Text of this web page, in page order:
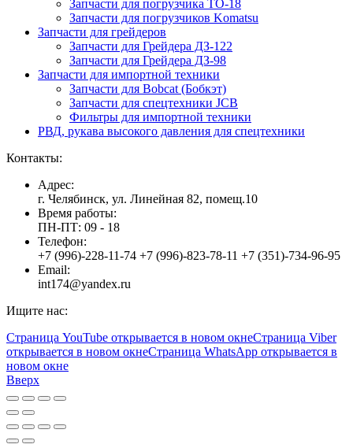
Запчасти для погрузчика ТО-18
Запчасти для погрузчиков Komatsu
Запчасти для грейдеров
Запчасти для Грейдера ДЗ-122
Запчасти для Грейдера ДЗ-98
Запчасти для импортной техники
Запчасти для Bobcat (Бобкэт)
Запчасти для спецтехники JCB
Фильтры для импортной техники
РВД, рукава высокого давления для спецтехники
Контакты:
Адрес:
г. Челябинск, ул. Линейная 82, помещ.10
Время работы:
ПН-ПТ: 09 - 18
Телефон:
+7 (996)-228-11-74 +7 (996)-823-78-11 +7 (351)-734-96-95
Email:
int174@yandex.ru
Ищите нас:
Страница YouTube открывается в новом окнеСтраница Viber
открывается в новом окнеСтраница WhatsApp открывается в
новом окне
Вверх